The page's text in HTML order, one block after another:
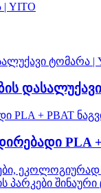
| YITO
PLA +